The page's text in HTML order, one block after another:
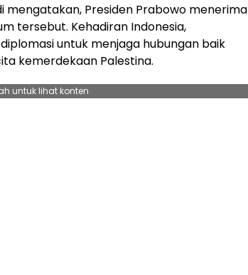
mengatakan, Presiden Prabowo menerima
tersebut. Kehadiran Indonesia,
untuk menjaga hubungan baik
kemerdekaan Palestina.
untuk lihat konten